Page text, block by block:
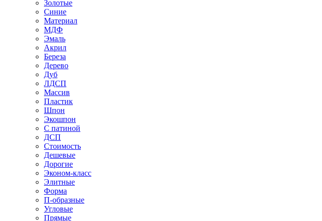
Золотые
Синие
Материал
МДФ
Эмаль
Акрил
Береза
Дерево
Дуб
ЛДСП
Массив
Пластик
Шпон
Экошпон
С патиной
ДСП
Стоимость
Дешевые
Дорогие
Эконом-класс
Элитные
Форма
П-образные
Угловые
Прямые